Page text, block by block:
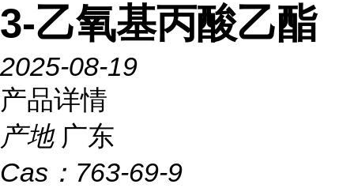
3-乙氧基丙酸乙酯
2025-08-19
产品详情
产地 广东
Cas： 763-69-9